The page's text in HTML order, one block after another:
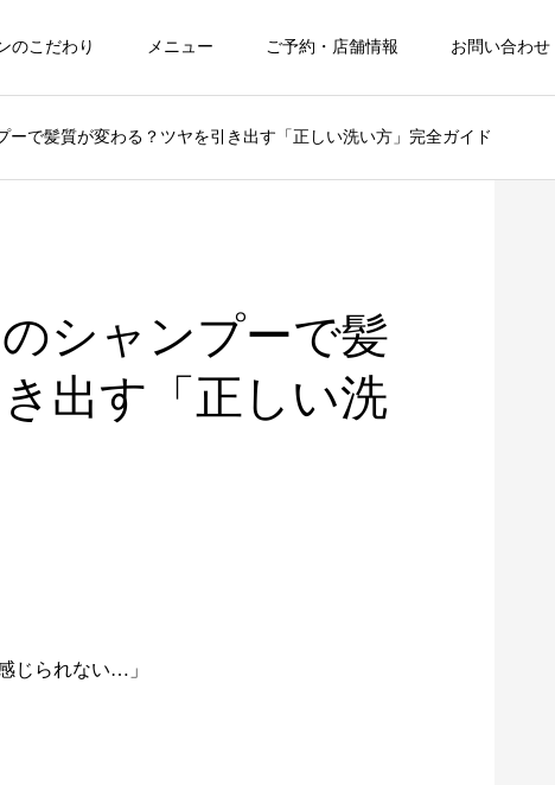
のこだわり メニュー ご予約・店舗情報 お問い合わせ
ーで髪質が変わる？ツヤを引き出す「正しい洗い方」完全ガイド
シャンプーで髪
出す「正しい洗
じられない…」